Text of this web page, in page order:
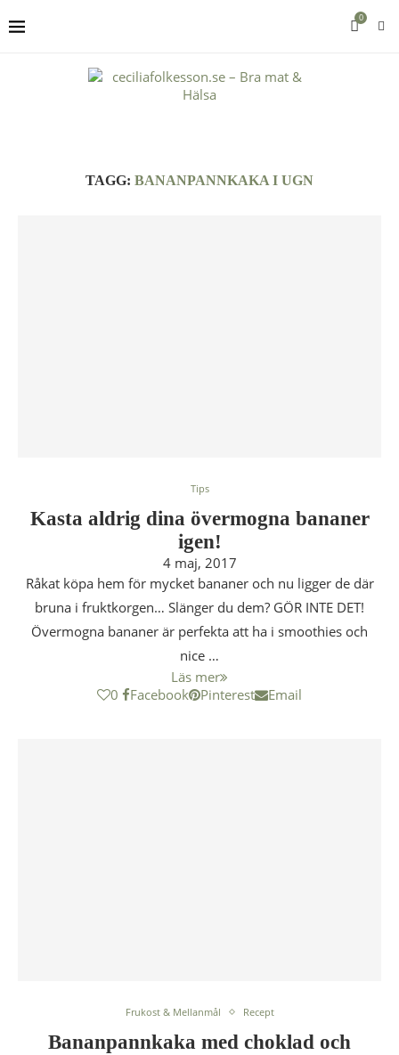
0
TAGG: BANANPANNKAKA I UGN
Tips
Kasta aldrig dina övermogna bananer
igen!
4 maj, 2017
Råkat köpa hem för mycket bananer och nu ligger de där
bruna i fruktkorgen… Slänger du dem? GÖR INTE DET!
Övermogna bananer är perfekta att ha i smoothies och
nice …
Läs mer
0
Facebook Pinterest Email
Frukost & Mellanmål Recept
Bananpannkaka med choklad och